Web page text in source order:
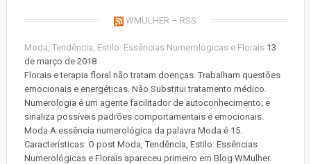
WMULHER – RSS
Moda, Tendência, Estilo: Essências Numerológicas e Florais 13
de março de 2018
Florais e terapia floral não tratam doenças. Trabalham questões
emocionais e energéticas. Não Substitui tratamento médico.
Numerologia é um agente facilitador de autoconhecimento; e
sinaliza possíveis padrões comportamentais e emocionais.
Moda A essência numerológica da palavra Moda é 15.
Características: O post Moda, Tendência, Estilo: Essências
Numerológicas e Florais apareceu primeiro em Blog WMulher.